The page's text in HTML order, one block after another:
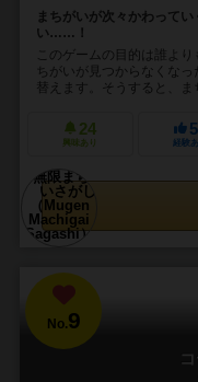
まちがいが次々かわって
い……！
このゲームの目的は誰よ
ちがいが見つからなくな
替えます。そうすると、
24
興味あり 経験あ
No.9